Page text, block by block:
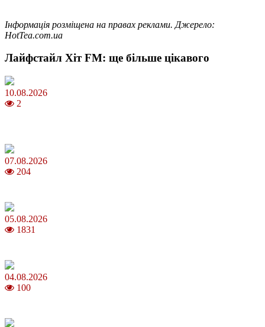
Інформація розміщена на правах реклами. Джерело:
HotTea.com.ua
Лайфстайл Хіт FM: ще більше цікавого
10.08.2026
2
07.08.2026
204
05.08.2026
1831
04.08.2026
100